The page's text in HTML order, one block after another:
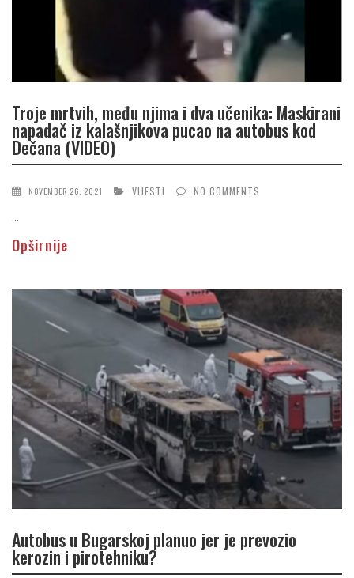
Troje mrtvih, među njima i dva učenika: Maskirani
napadač iz kalašnjikova pucao na autobus kod
Dečana (VIDEO)
NOVEMBER 26, 2021 VIJESTI NO COMMENTS
...
Opširnije
Autobus u Bugarskoj planuo jer je prevozio
kerozin i pirotehniku?